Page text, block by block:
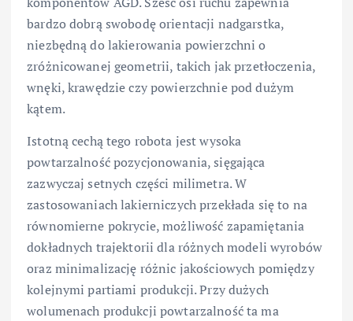
bardzo dobrą swobodę orientacji nadgarstka,
niezbędną do lakierowania powierzchni o
zróżnicowanej geometrii, takich jak przetłoczenia,
wnęki, krawędzie czy powierzchnie pod dużym
kątem.
Istotną cechą tego robota jest wysoka
powtarzalność pozycjonowania, sięgająca
zazwyczaj setnych części milimetra. W
zastosowaniach lakierniczych przekłada się to na
równomierne pokrycie, możliwość zapamiętania
dokładnych trajektorii dla różnych modeli wyrobów
oraz minimalizację różnic jakościowych pomiędzy
kolejnymi partiami produkcji. Przy dużych
wolumenach produkcji powtarzalność ta ma